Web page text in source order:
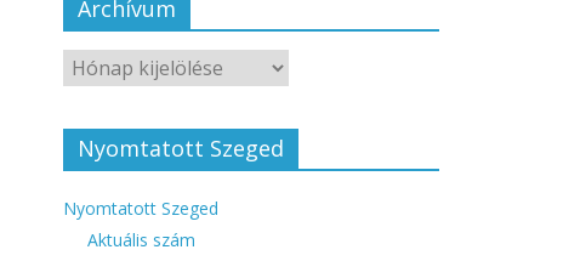
Archívum
Nyomtatott Szeged
Nyomtatott Szeged
Aktuális szám